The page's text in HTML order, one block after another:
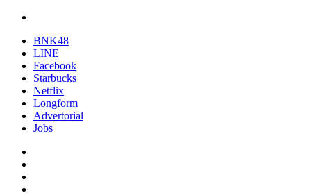
BNK48
LINE
Facebook
Starbucks
Netflix
Longform
Advertorial
Jobs